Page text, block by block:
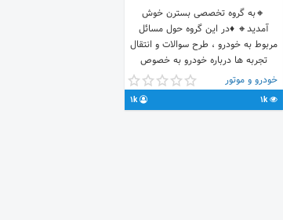
🔸به گروه تخصصی بسترن خوش
آمديد🔸 ♦️در اين گروه حول مسائل
مربوط به خودرو ، طرح سوالات و انتقال
تجربه ها درباره خودرو به خصوص
بسترن گفت و گو مي شود♦️ ⭐️مورد تایید
گروه بهمن⭐️ ❤️این گروه توسط مالکان
بسترن اداره می شود❤️ 💫گروه کاملا
خودرو و موتور
1k
1k